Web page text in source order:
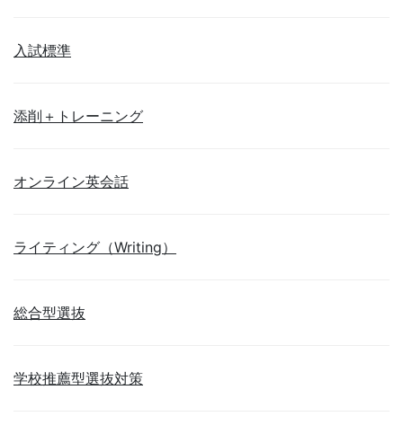
入試標準
添削＋トレーニング
オンライン英会話
ライティング（Writing）
総合型選抜
学校推薦型選抜対策